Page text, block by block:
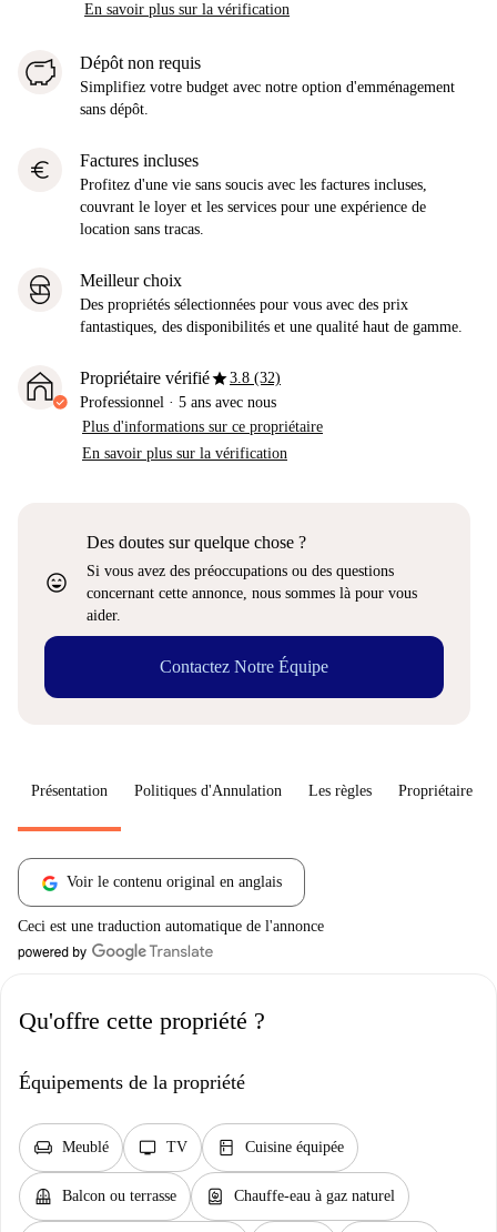
En savoir plus sur la vérification
Dépôt non requis
Simplifiez votre budget avec notre option d'emménagement
sans dépôt.
euro Factures incluses
Profitez d'une vie sans soucis avec les factures incluses,
couvrant le loyer et les services pour une expérience de
location sans tracas.
Meilleur choix
Des propriétés sélectionnées pour vous avec des prix
fantastiques, des disponibilités et une qualité haut de gamme.
Propriétaire vérifiéstar3.8 (32)
Professionnel · 5 ans avec nous
Plus d'informations sur ce propriétaire
En savoir plus sur la vérification
sentiment_very_satisfied
Des doutes sur quelque chose ?
Si vous avez des préoccupations ou des questions
concernant cette annonce, nous sommes là pour vous
aider.
Contactez Notre Équipe
Présentation Politiques d'Annulation Les règles Propriétaire
Voir le contenu original en anglais
Ceci est une traduction automatique de l'annonce
Qu'offre cette propriété ?
Équipements de la propriété
chair Meublé tv TV kitchen Cuisine équipée
balcony Balcon ou terrasse water_heater Chauffe-eau à gaz naturel